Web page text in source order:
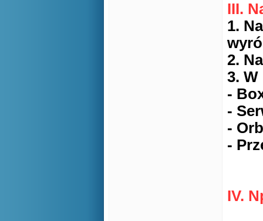
III.
1.
2.
3. W
-
-
-
-
IV.